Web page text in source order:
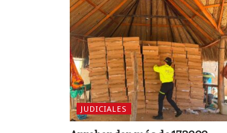
JUDICIALES